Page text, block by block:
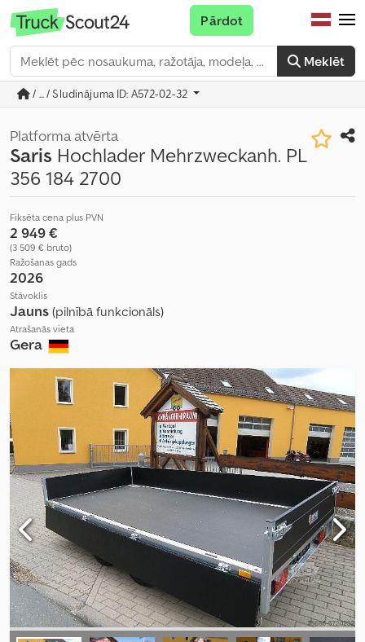
Meklēt
Pārdot
/ ... / Sludinājuma ID: A572-02-32
Platforma atvērta
Saris Hochlader Mehrzweckanh. PL
356 184 2700
Fiksēta cena plus PVN
2 949 €
(3 509 € bruto)
Ražošanas gads
2026
Stāvoklis
Jauns (pilnībā funkcionāls)
Atrašanās vieta
Gera